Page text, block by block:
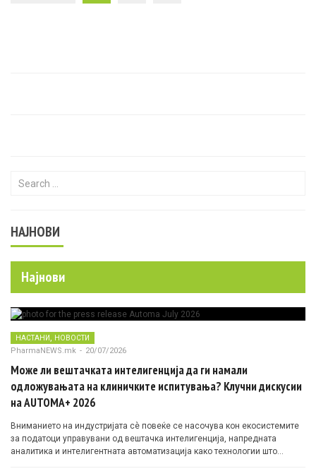
Search for:
НАЈНОВИ
Најнови
НАСТАНИ, НОВОСТИ
PharmaNEWS.mk - 20/07/2026
Може ли вештачката интелигенција да ги намали
одложувањата на клиничките испитувања? Клучни дискусии
на AUTOMA+ 2026
Вниманието на индустријата сè повеќе се насочува кон екосистемите
за податоци управувани од вештачка интелигенција, напредната
аналитика и интелигентната автоматизација како технологии што